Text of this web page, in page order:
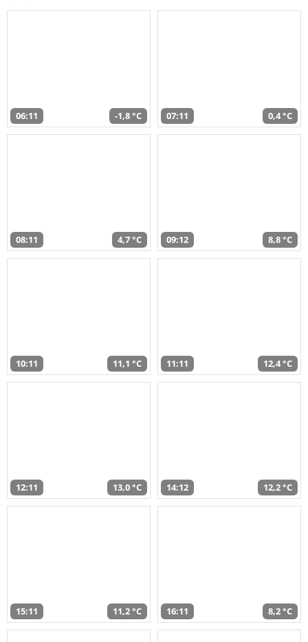
06:11 -1,8 °C 07:11 0,4 °C
08:11 4,7 °C 09:12 8,8 °C
10:11 11,1 °C 11:11 12,4 °C
12:11 13,0 °C 14:12 12,2 °C
15:11 11,2 °C 16:11 8,2 °C